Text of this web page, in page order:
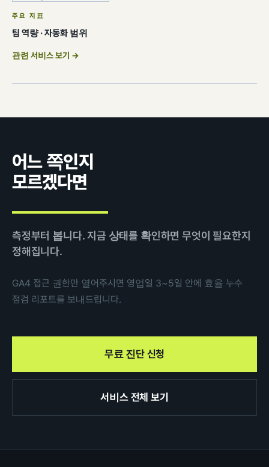
주요 지표
팀 역량 · 자동화 범위
관련 서비스 보기 →
어느 쪽인지
모르겠다면
측정부터 봅니다. 지금 상태를 확인하면 무엇이 필요한지
정해집니다.
GA4 접근 권한만 열어주시면 영업일 3~5일 안에 효율 누수
점검 리포트를 보내드립니다.
무료 진단 신청
서비스 전체 보기